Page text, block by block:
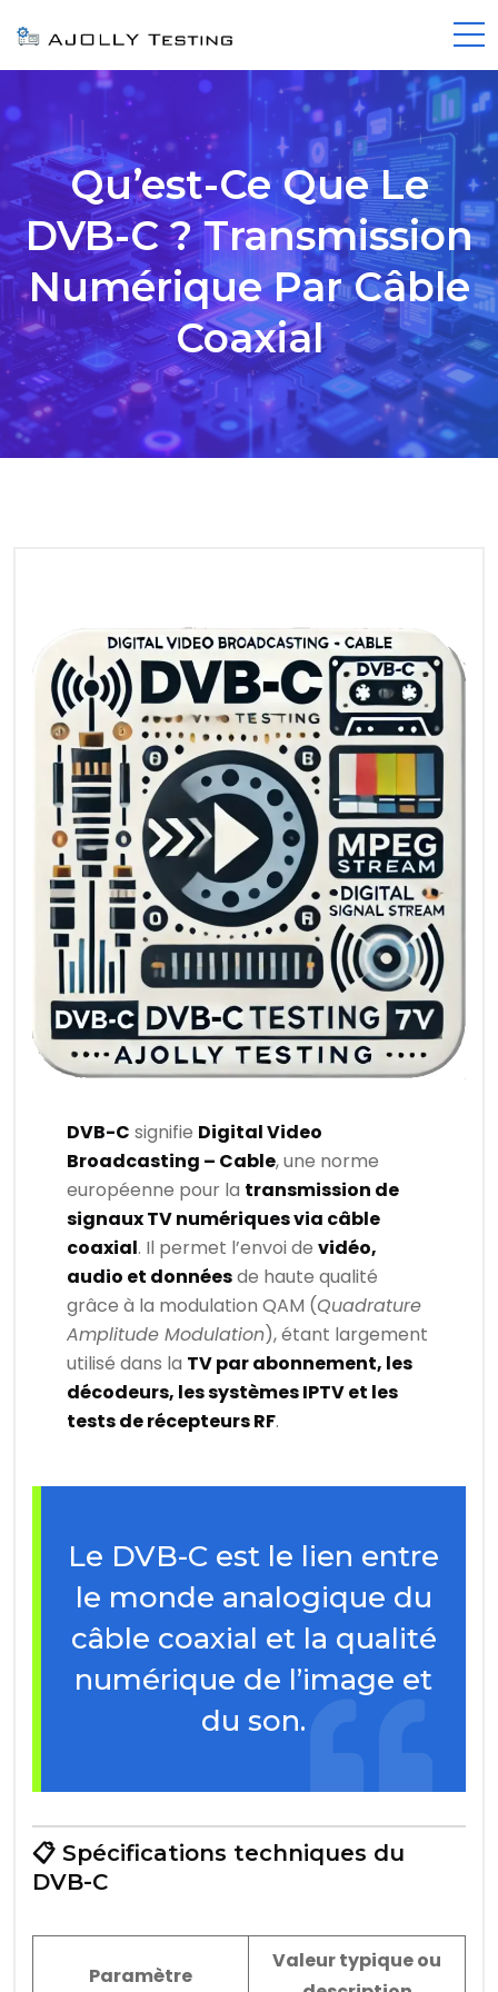
Qu’est-Ce Que Le
DVB-C ? Transmission
Numérique Par Câble
Coaxial
DVB-C signifie Digital Video
Broadcasting – Cable, une norme
européenne pour la transmission de
signaux TV numériques via câble
coaxial. Il permet l’envoi devidéo,
audio et donnéesde haute qualité
grâce à la modulation QAM (Quadrature
Amplitude Modulation), étant largement
utilisé dans la TV par abonnement, les
décodeurs, les systèmes IPTV et les
tests de récepteurs RF.
Le DVB-C est le lien entre
le monde analogique du
câble coaxial et la qualité
numérique de l’image et
du son.
📋 Spécifications techniques du
DVB-C
Paramètre
Valeur typique ou